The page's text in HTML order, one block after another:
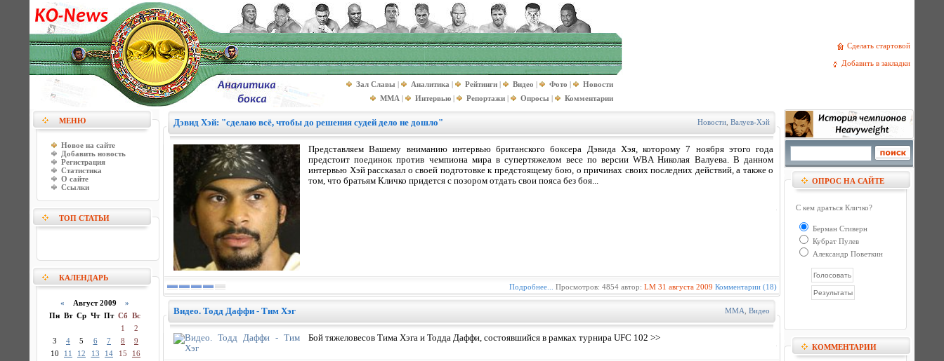
Сделать стартовой
Добавить в закладки
Зал Славы | Аналитика | Рейтинги | Видео | Фото |
Новости
MMA | Интервью | Репортажи | Опросы | Комментарии
МЕНЮ
Новое на сайте
Добавить новость
Регистрация
Статистика
О сайте
Ссылки
ТОП СТАТЬИ
КАЛЕНДАРЬ
« Август 2009 »
Пн Вт Ср Чт Пт Сб Вс
1
2
3
4 5 6 7 8
9
10
11 12 13 14 15
16
Дэвид Хэй: "сделаю всё, чтобы до решения судей дело не дошло" Новости Валуев-Хэй
Представляем Вашему вниманию интервью британского боксера Дэвида Хэя, которому 7 ноября этого года
предстоит поединок против чемпиона мира в супертяжелом весе по версии WBA Николая Валуева. В данном
интервью Хэй рассказал о своей подготовке к предстоящему бою, о причинах своих последних действий, а также о
том, что братьям Кличко придется с позором отдать свои пояса без боя...
Подробнее... Просмотров: 4854 автор: LM 31 августа 2009 Комментарии (18)
Видео. Тодд Даффи - Тим Хэг MMA Видео
Бой тяжеловесов Тима Хэга и Тодда Даффи, состоявшийся в рамках турнира UFC 102 >>
ОПРОС НА САЙТЕ
С кем драться Кличко?
Берман Стиверн
Кубрат Пулев
Александр Поветкин
КОММЕНТАРИИ